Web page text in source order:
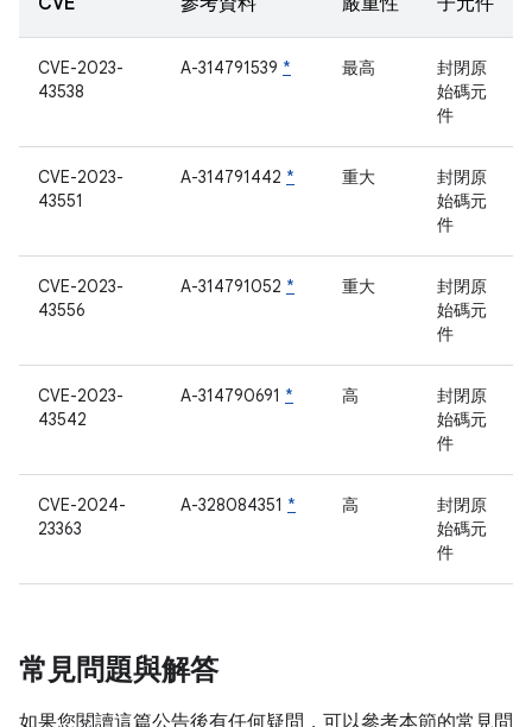
CVE-2023-
43538
A-314791539 * 最高
封閉原
始碼元
件
CVE-2023-
43551
A-314791442 * 重大
封閉原
始碼元
件
CVE-2023-
43556
A-314791052 * 重大
封閉原
始碼元
件
CVE-2023-
43542
A-314790691 * 高
封閉原
始碼元
件
CVE-2024-
23363
A-328084351 * 高
封閉原
始碼元
件
常見問題與解答
如果您閱讀這篇公告後有任何疑問，可以參考本節的常見問